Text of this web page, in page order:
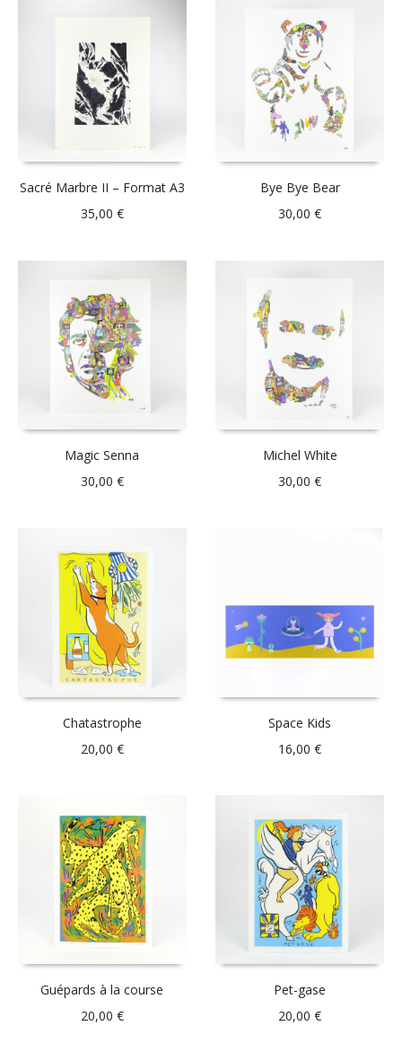
Sacré Marbre II – Format A3
35,00 €
Bye Bye Bear
30,00€
Magic Senna
30,00 €
Michel White
30,00€
Chatastrophe
20,00 €
Space Kids
16,00€
Guépards à la course
20,00 €
Pet-gase
20,00€